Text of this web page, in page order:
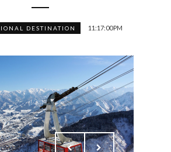
DESTINATION 11:17:00 PM